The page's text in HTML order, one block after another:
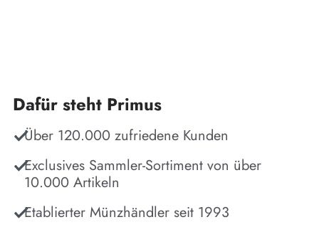
Dafür steht Primus
Über 120.000 zufriedene Kunden
Exclusives Sammler-Sortiment von über
10.000 Artikeln
Etablierter Münzhändler seit 1993